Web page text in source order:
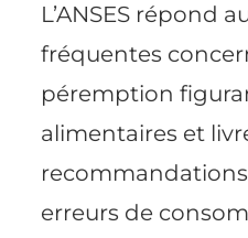
L’ANSES répond
fréquentes
péremption
alimentaires et
erreurs de